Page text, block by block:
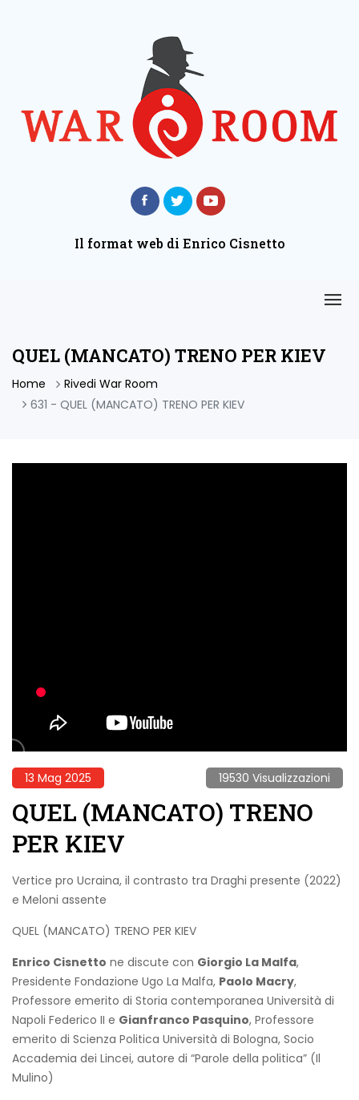
Il format web di Enrico Cisnetto
QUEL (MANCATO) TRENO PER KIEV
Home
Rivedi War Room
631 - QUEL (MANCATO) TRENO PER KIEV
13 Mag 2025 19530 Visualizzazioni
QUEL (MANCATO) TRENO
PER KIEV
Vertice pro Ucraina, il contrasto tra Draghi presente (2022)
e Meloni assente
QUEL (MANCATO) TRENO PER KIEV
Enrico Cisnetto ne discute con Giorgio La Malfa,
Presidente Fondazione Ugo La Malfa, Paolo Macry,
Professore emerito di Storia contemporanea Università di
Napoli Federico II e Gianfranco Pasquino, Professore
emerito di Scienza Politica Università di Bologna, Socio
Accademia dei Lincei, autore di “Parole della politica” (Il
Mulino)